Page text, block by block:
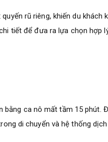
rũ riêng, khiến du khách
tiết để đưa ra lựa chọn hợp
bằng ca nô mất tầm 15 phút.
di chuyển và hệ thống